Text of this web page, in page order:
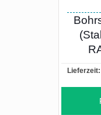
Lieferzeit: